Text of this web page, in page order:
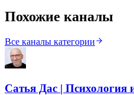
Похожие каналы
Все каналы категории
Сатья Дас | Психология